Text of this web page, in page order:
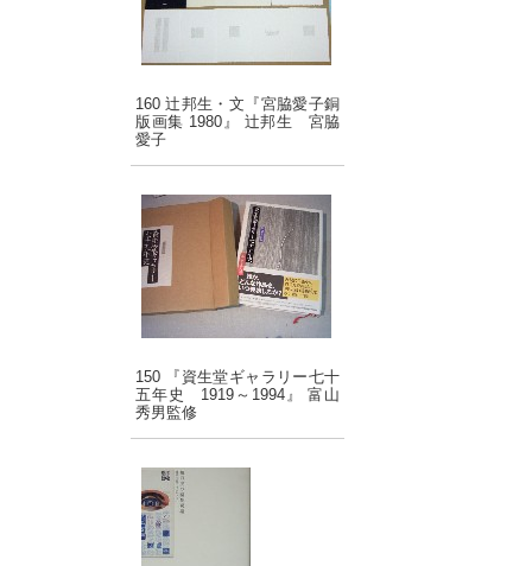
160 辻邦生・文『宮脇愛子銅
版画集 1980』 辻邦生 宮脇
愛子
150 『資生堂ギャラリー七十
五年史 1919～1994』 富山
秀男監修